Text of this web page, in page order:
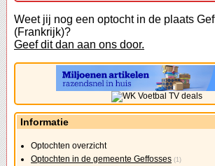
Weet jij nog een optocht in de plaats
(Frankrijk)?
Geef dit dan aan ons door.
Informatie
Optochten overzicht
Optochten in de gemeente Geffosses (1)